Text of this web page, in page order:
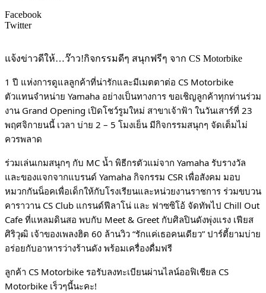
Facebook
Twitter
แจ้งข่าวดีให้…ว๊าว!กิจกรรมดีๆ สนุกฟรีๆ จาก CS Motorbike
1 ปี แห่งการดูแลลูกค้าที่น่ารักและมีเมตตาต่อ CS Motorbike
ตัวแทนจำหน่าย Yamaha อย่างเป็นทางการ ขอเชิญลูกค้าทุกท่านร่วม
งาน Grand Opening เปิดโชว์รูมใหม่ สาขาเจ้าฟ้า ในวันเสาร์ที่ 23
พฤศจิกายนนี้ เวลา บ่าย 2 – 5 โมงเย็น มีกิจกรรมสนุกๆ จัดเต็มไม่
ควรพลาด
ร่วมเล่นเกมสนุกๆ กับ MC น้ำ พิธีกรตัวแม่จาก Yamaha รับรางวัล
และของแจกจากแบรนด์ Yamaha กิจกรรม CSR เพื่อสังคม มอบ
หมวกกันน็อคเพื่อเด็กให้กับโรงเรียนและหน่วยงานราชการ ร่วมขบวน
คาราวาน CS Club แกรนด์ฟีลาโน่ และ ฟาซซิโอ้ จัดทัพไป Chill Out
Cafe ที่แหลมดินสอ พบกับ Meet & Greet กับศิลปินดังพุ่งแรง เฟียส
ศิริวุฒิ เจ้าของเพลงฮิต 60 ล้านวิว “รักแค่เธอคนเดียว” ปาร์ตี้ยามบ่าย
อร่อยกับอาหารว่างร้านดัง พร้อมเครื่องดื่มฟรี
ลูกค้า CS Motorbike รอรับลงทะเบียนผ่านไลน์ออฟิเชียล CS
Motorbike เร็วๆนี้นะคะ!